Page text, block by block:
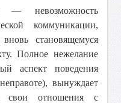
— невозможность
коммуникации,
становящемуся
Полное нежелание
аспект поведения
вынуждает
свои отношения с